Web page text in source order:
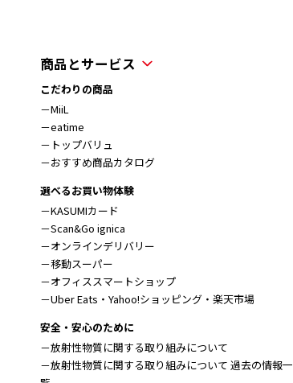
商品とサービス
こだわりの商品
－MiiL
－eatime
－トップバリュ
－おすすめ商品カタログ
選べるお買い物体験
－KASUMIカード
－Scan&Go ignica
－オンラインデリバリー
－移動スーパー
－オフィススマートショップ
－Uber Eats・Yahoo!ショッピング・楽天市場
安全・安心のために
－放射性物質に関する取り組みについて
－放射性物質に関する取り組みについて 過去の情報一